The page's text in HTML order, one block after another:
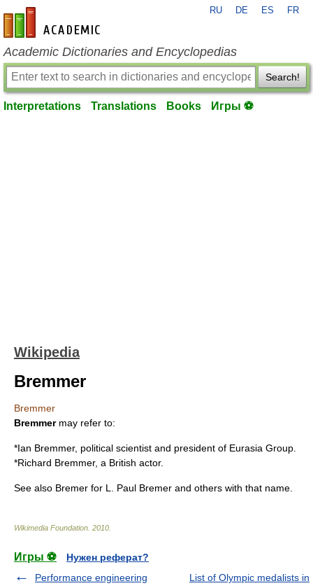
en-academic.com
RU DE ES FR
Academic Dictionaries and Encyclopedias
Search!
Interpretations Translations Books Игры ⚽
Wikipedia
Bremmer
Bremmer
Bremmermay refer to:
*Ian Bremmer, political scientist and president of Eurasia Group.
*Richard Bremmer, a British actor.
See also Bremer for L. Paul Bremer and others with that name.
Wikimedia Foundation 2010
Игры ⚽
Нужен реферат?
Performance engineering
List of Olympic medalists in